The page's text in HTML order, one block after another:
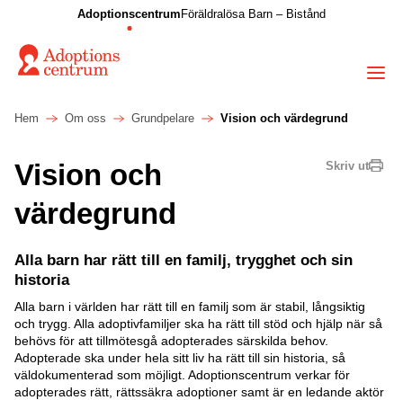
Adoptionscentrum Föräldralösa Barn – Bistånd
Hem Om oss Grundpelare Vision och värdegrund
Skriv ut
Vision och
värdegrund
Alla barn har rätt till en familj, trygghet och sin
historia
Alla barn i världen har rätt till en familj som är stabil, långsiktig
och trygg. Alla adoptivfamiljer ska ha rätt till stöd och hjälp när så
behövs för att tillmötesgå adopterades särskilda behov.
Adopterade ska under hela sitt liv ha rätt till sin historia, så
väldokumenterad som möjligt. Adoptionscentrum verkar för
adopterades rätt, rättssäkra adoptioner samt är en ledande aktör